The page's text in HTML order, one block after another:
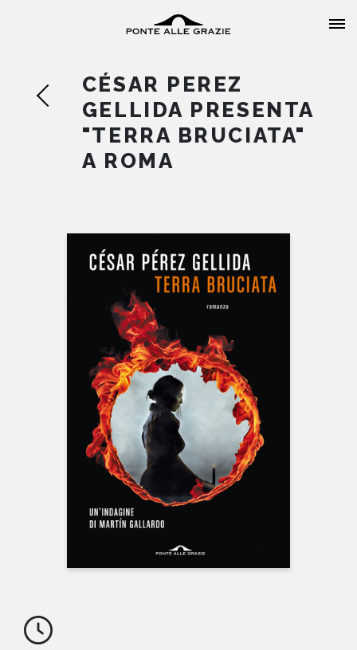
HOME
CATALOGO
AUTORI
EVENTI
NEWS
CONTATTI
CÉSAR PEREZ
GELLIDA PRESENTA
"TERRA BRUCIATA"
A ROMA